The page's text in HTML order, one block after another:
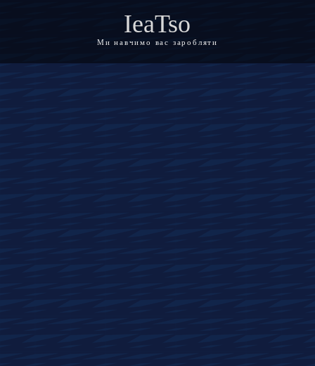
IeaTso
Ми навчимо вас заробляти